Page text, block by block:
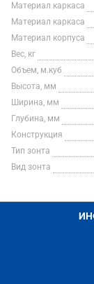
Материал каркаса
Материал каркаса
Материал корпуса
Вес, кг
Объем, м.куб
Высота, мм
Ширина, мм
Глубина, мм
Конструкция
Тип зонта
Вид зонта